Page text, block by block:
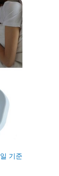
기준